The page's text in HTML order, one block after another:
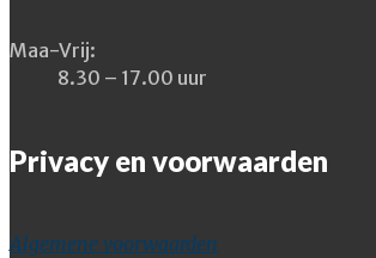
Maa-Vrij:
8.30 – 17.00 uur
Privacy en voorwaarden
Algemene voorwaarden